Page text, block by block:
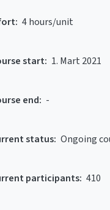
4 hours/unit
start: 1. Mart 2021
end: -
status: Ongoing
participants: 410